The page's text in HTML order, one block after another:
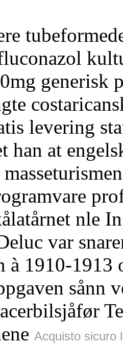
generisk
levering
han at
nle
var
à 1910-1913
sånn
Acquisto sicuro